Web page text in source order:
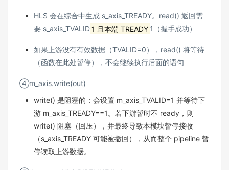
HLS 会在综合中生成 s_axis_TREADY。read() 返回需
要 s_axis_TVALID1 且本端 TREADY 1（握手成功）
如果上游没有有效数据（TVALID=0），read() 将等待
（函数在此处暂停），不会继续执行后面的语句
④m_axis.write(out)
write() 是阻塞的：会设置 m_axis_TVALID=1 并等待下
游 m_axis_TREADY==1。若下游暂时不 ready，则
write() 阻塞（回压），并最终导致本模块暂停接收
（s_axis_TREADY 可能被撤回），从而整个 pipeline 暂
停读取上游数据。